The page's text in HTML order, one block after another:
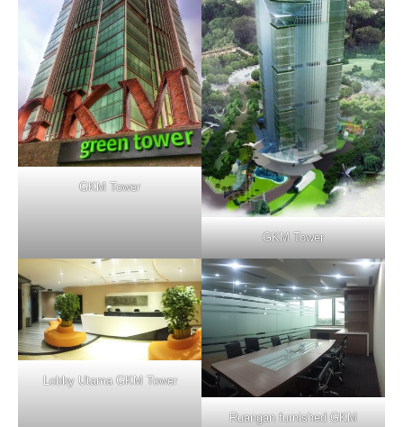
GKM Tower
GKM Tower
Lobby Utama GKM Tower
Ruangan furnished GKM